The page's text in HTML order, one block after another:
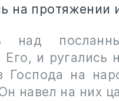
на протяжении
над
Его, и ругались
Господа на
навел на них